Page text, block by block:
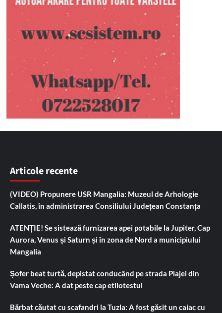
Articole recente
(VIDEO) Propunere USR Mangalia: Muzeul de Arhologie
Callatis, în administrarea Consiliului Județean Constanța
ATENȚIE! Se sistează furnizarea apei potabile la Jupiter, Cap
Aurora, Venus și Saturn și în zona de Nord a municipiului
Mangalia
Șofer beat turtă, depistat conducând pe strada Plajei din
Vama Veche: A dat peste cap etilotestul
Bărbat căutat cu scafandri la Tuzla: A fost găsit un caiac cu